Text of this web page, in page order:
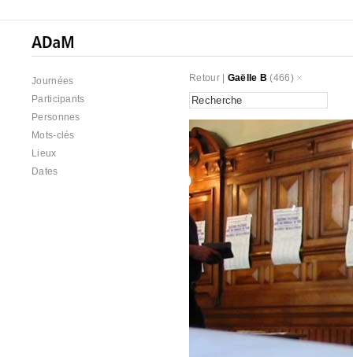
Journées
Participants
Personnes
Mots-clés
Lieux
Dates
Retour| Gaëlle B (466)